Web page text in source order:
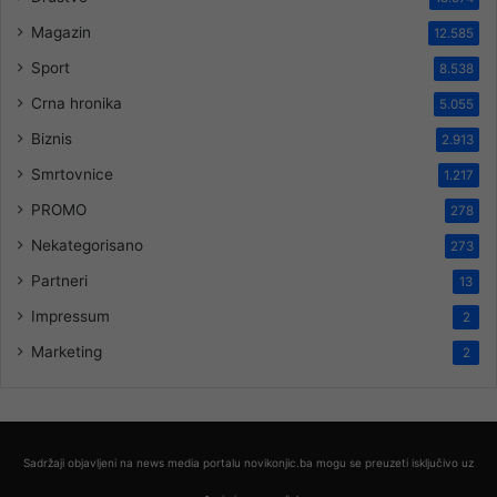
Magazin 12.585
Sport 8.538
Crna hronika 5.055
Biznis 2.913
Smrtovnice 1.217
PROMO 278
Nekategorisano 273
Partneri 13
Impressum 2
Marketing 2
Sadržaji objavljeni na news media portalu novikonjic.ba mogu se preuzeti isključivo uz